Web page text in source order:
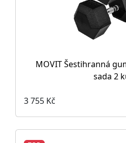
MOVIT Šestihranná
sada 2
3 755 Kč